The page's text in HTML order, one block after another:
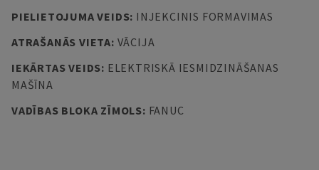
PIELIETOJUMA VEIDS: INJEKCINIS FORMAVIMAS
ATRAŠANĀS VIETA: VĀCIJA
IEKĀRTAS VEIDS: ELEKTRISKĀ IESMIDZINĀŠANAS
MAŠĪNA
VADĪBAS BLOKA ZĪMOLS: FANUC